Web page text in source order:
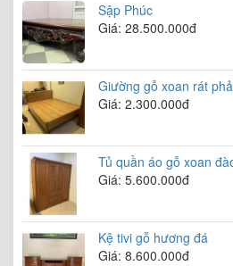
Sập Phúc
Giá: 28.500.000đ
Giường gỗ xoan rát
Giá: 2.300.000đ
Tủ quần áo gỗ xoan
Giá: 5.600.000đ
Kệ tivi gỗ hương đá
Giá: 8.600.000đ